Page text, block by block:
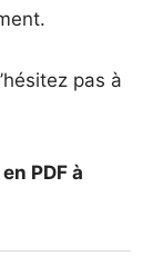
pas à
PDF à